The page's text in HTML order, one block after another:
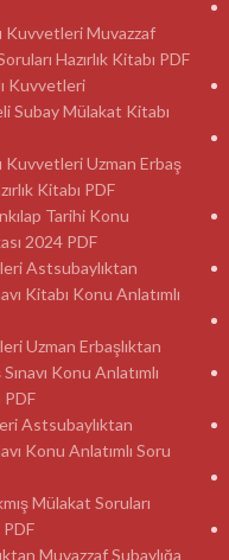
Kuvvetleri Muvazzaf
Hazırlık Kitabı PDF
Kuvvetleri
Subay Mülakat Kitabı
Kuvvetleri Uzman Erbaş
Kitabı PDF
Tarihi Konu
2024 PDF
Astsubaylıktan
Kitabı Konu Anlatımlı
Uzman Erbaşlıktan
Konu Anlatımlı
PDF
Astsubaylıktan
Konu Anlatımlı Soru
Mülakat Soruları
PDF
Muvazzaf Subaylığa